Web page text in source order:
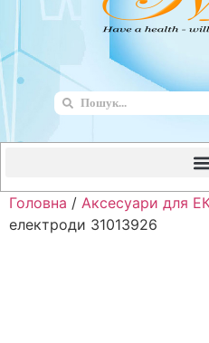
Головна / Аксесуари для
електроди 31013926